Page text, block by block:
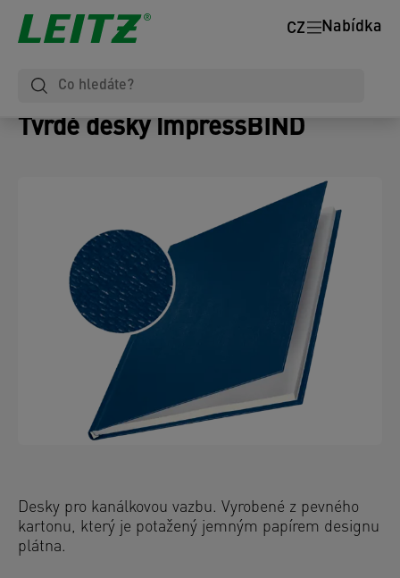
Nabídka
CZ
Tvrdé desky impressBIND
Desky pro kanálkovou vazbu. Vyrobené z pevného
kartonu, který je potažený jemným papírem designu
plátna.